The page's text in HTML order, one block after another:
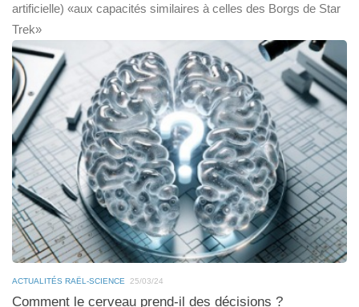
artificielle) «aux capacités similaires à celles des Borgs de Star
Trek»
ACTUALITÉS RAËL-SCIENCE 25/03/24
Comment le cerveau prend-il des décisions ?